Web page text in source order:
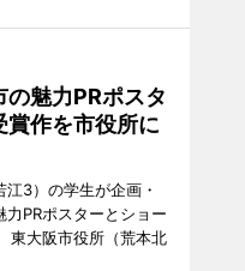
魅力PRポスタ
作を市役所に
3）の学生が企画・
PRポスターとショー
東大阪市役所（荒本北